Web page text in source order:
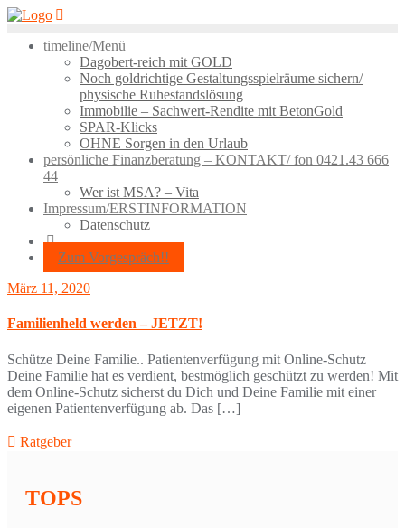
Skip
contenttimeline/Menü
Dagobert-reich mit GOLD
Noch goldrichtige Gestaltungsspielräume sichern/
physische Ruhestandslösung
Immobilie – Sachwert-Rendite mit BetonGold
SPAR-Klicks
OHNE Sorgen in den Urlaub
persönliche Finanzberatung – KONTAKT/ fon 0421.43 666
44
Wer ist MSA? – Vita
Impressum/ERSTINFORMATION
Datenschutz
Zum Vorgespräch!!
März 11, 2020
Familienheld werden – JETZT!
Schütze Deine Familie.. Patientenverfügung mit Online-Schutz
Deine Familie hat es verdient, bestmöglich geschützt zu werden! Mit
dem Online-Schutz sicherst du Dich und Deine Familie mit einer
eigenen Patientenverfügung ab. Das […]
Ratgeber
TOPS